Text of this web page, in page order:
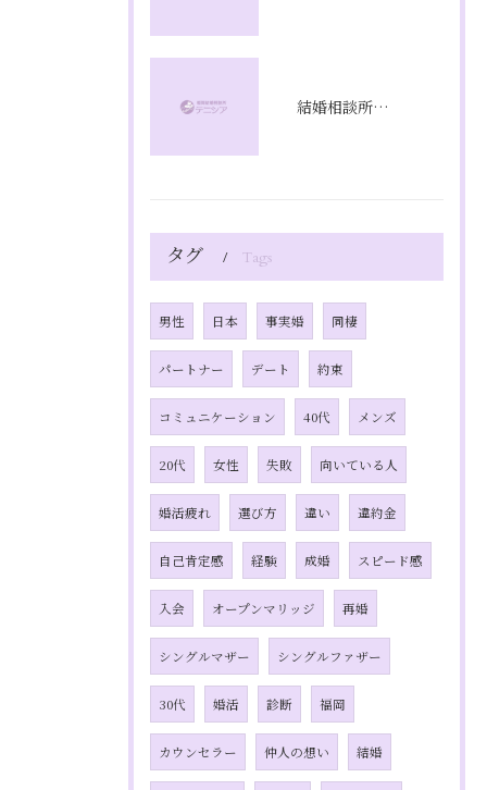
結婚相談所の相談で不安を解消し理想の婚活を始めるための具体的ステップと質問リスト
タグ Tags
男性 日本 事実婚 同棲
パートナー デート 約束
コミュニケーション 40代 メンズ
20代 女性 失敗 向いている人
婚活疲れ 選び方 違い 違約金
自己肯定感 経験 成婚 スピード感
入会 オープンマリッジ 再婚
シングルマザー シングルファザー
30代 婚活 診断 福岡
カウンセラー 仲人の想い 結婚